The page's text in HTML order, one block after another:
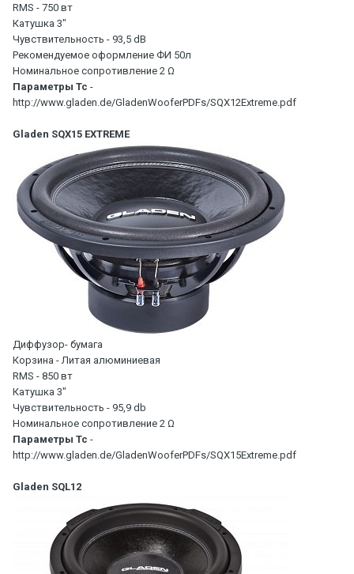
RMS - 750 вт
Катушка 3"
Чувствительность - 93,5 dB
Рекомендуемое оформление ФИ 50л
Номинальное сопротивление 2 Ω
Параметры Тс -
http://www.gladen.de/GladenWooferPDFs/SQX12Extreme.pdf
Gladen SQX15 EXTREME
Диффузор- бумага
Корзина - Литая алюминиевая
RMS - 850 вт
Катушка 3"
Чувствительность - 95,9 db
Номинальное сопротивление 2 Ω
Параметры Тс -
http://www.gladen.de/GladenWooferPDFs/SQX15Extreme.pdf
Gladen SQL12